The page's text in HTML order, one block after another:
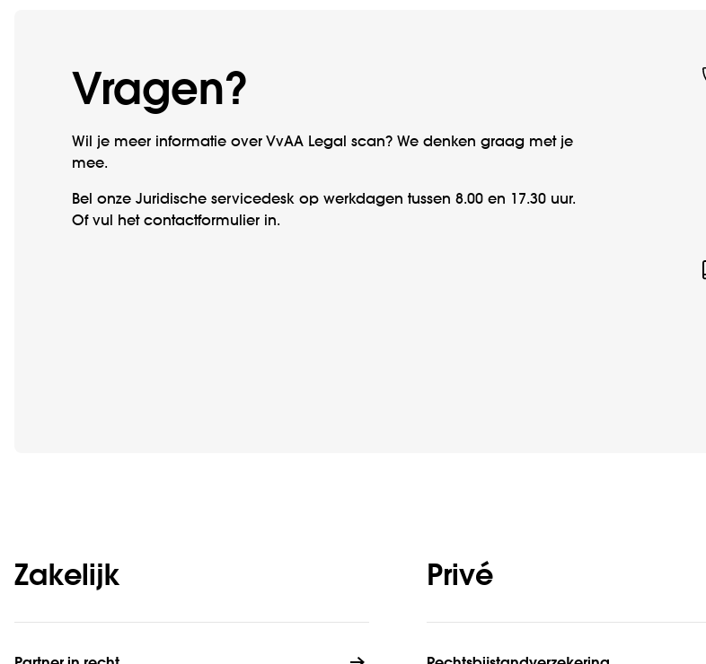
Vragen?
Wil je meer informatie over VvAA Legal scan? We denken graag met je
mee.
Bel onze Juridische servicedesk op werkdagen tussen 8.00 en 17.30 uur.
Of vul het contactformulier in.
Zakelijk Privé